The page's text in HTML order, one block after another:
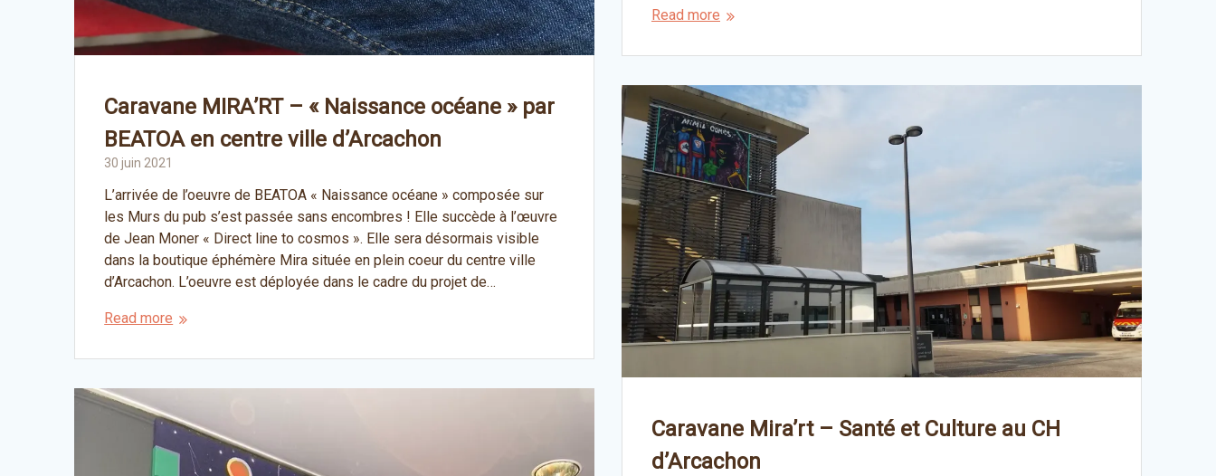
Read more
Caravane MIRA’RT – « Naissance océane » par
BEATOA en centre ville d’Arcachon
30 juin 2021
L’arrivée de l’oeuvre de BEATOA « Naissance océane » composée sur
les Murs du pub s’est passée sans encombres ! Elle succède à l’œuvre
de Jean Moner « Direct line to cosmos ». Elle sera désormais visible
dans la boutique éphémère Mira située en plein coeur du centre ville
d’Arcachon. L’oeuvre est déployée dans le cadre du projet de…
Read more
Caravane Mira’rt – Santé et Culture au CH
d’Arcachon